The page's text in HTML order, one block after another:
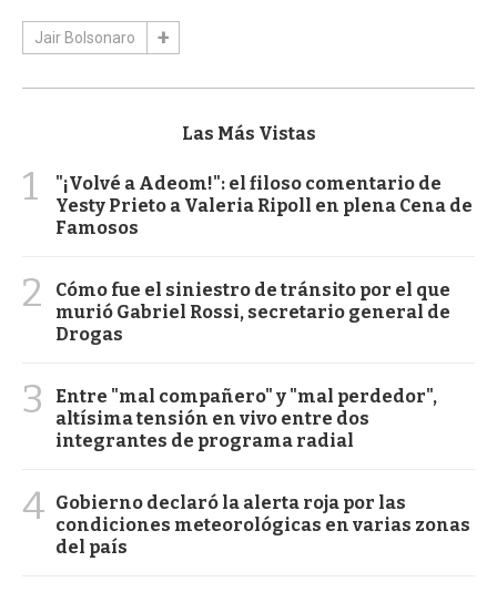
Jair Bolsonaro
Las Más Vistas
1
"¡Volvé a Adeom!": el filoso comentario de
Yesty Prieto a Valeria Ripoll en plena Cena de
Famosos
2
Cómo fue el siniestro de tránsito por el que
murió Gabriel Rossi, secretario general de
Drogas
3
Entre "mal compañero" y "mal perdedor",
altísima tensión en vivo entre dos
integrantes de programa radial
4 Gobierno declaró la alerta roja por las
condiciones meteorológicas en varias zonas
del país